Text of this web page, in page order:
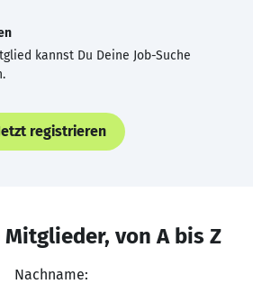
kannst Du Deine Job-Suche
registrieren
Mitglieder, von A bis Z
Nachname: